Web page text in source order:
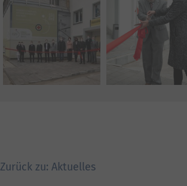
Zurück zu: Aktuelles